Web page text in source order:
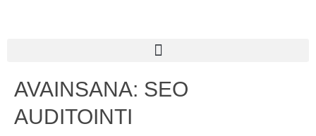
AVAINSANA: SEO
AUDITOINTI